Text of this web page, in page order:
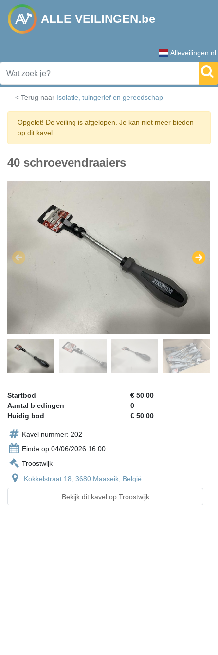
ALLE VEILINGEN.be
Alleveilingen.nl
< Terug naar Isolatie, tuingerief en gereedschap
Opgelet! De veiling is afgelopen. Je kan niet meer bieden
op dit kavel.
40 schroevendraaiers
Startbod
€ 50,00
Aantal biedingen
0
Huidig bod
€ 50,00
Kavel nummer: 202
Einde op 04/06/2026 16:00
Troostwijk
Kokkelstraat 18, 3680 Maaseik, België
Bekijk dit kavel op Troostwijk